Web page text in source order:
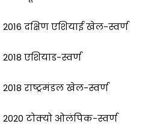
2016 दक्षिण एशियाई खेल-स्वर्ण
2018 एशियाड-स्वर्ण
2018 राष्ट्रमंडल खेल-स्वर्ण
2020 टोक्यो ओलंपिक-स्वर्ण